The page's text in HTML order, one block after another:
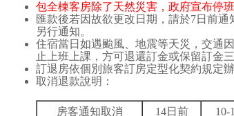
包全棟客房除了天然災害，政府宣布停
匯款後若因故欲更改日期，請於7日前
另行通知。
住宿當日如遇颱風、地震等天災，交通
止上班上課，方可退還訂金或保留訂金
訂退房依個別旅客訂房定型化契約規定辦
取消退款說明：
房客通知取消 14日前 10-